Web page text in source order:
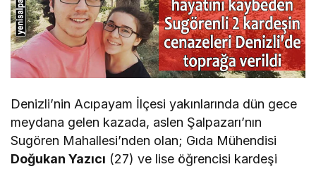
Denizli’nin Acıpayam İlçesi yakınlarında dün gece
meydana gelen kazada, aslen Şalpazarı’nın
Sugören Mahallesi’nden olan; Gıda Mühendisi
Doğukan Yazıcı (27) ve lise öğrencisi kardeşi